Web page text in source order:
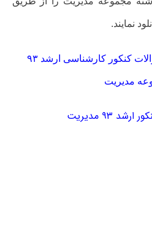
نمایند.
دانلود رایگان دفترچه سوالات کنکور کارشناسی ارشد ۹۳
مدیریت
۹۳ مدیریت